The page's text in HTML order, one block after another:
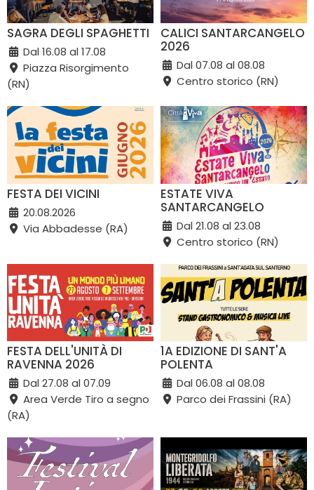
SAGRA DEGLI SPAGHETTI
Dal 16.08 al 17.08
Piazza Risorgimento
(RN)
CALICI SANTARCANGELO
2026
Dal 07.08 al 08.08
Centro storico (RN)
FESTA DEI VICINI
20.08.2026
Via Abbadesse (RA)
ESTATE VIVA
SANTARCANGELO
Dal 21.08 al 23.08
Centro storico (RN)
FESTA DELL'UNITÀ DI
RAVENNA 2026
Dal 27.08 al 07.09
Area Verde Tiro a segno
(RA)
1A EDIZIONE DI SANT'A
POLENTA
Dal 06.08 al 08.08
Parco dei Frassini (RA)